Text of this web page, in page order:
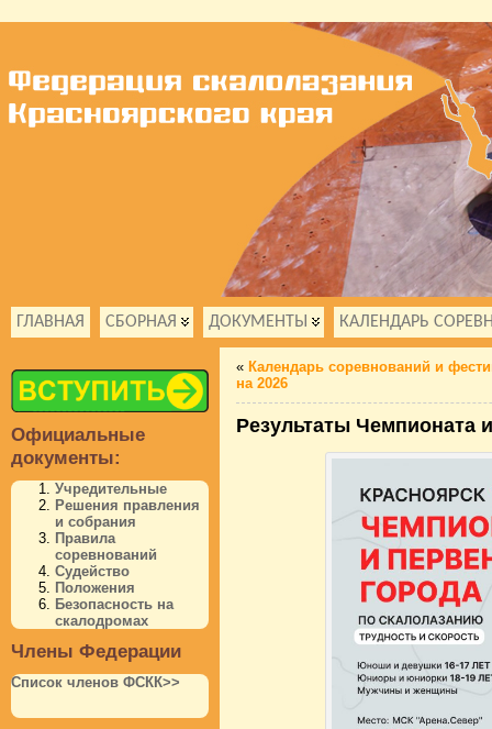
ГЛАВНАЯ СБОРНАЯ ДОКУМЕНТЫ КАЛЕНДАРЬ
Официальные
документы:
Учредительные
Решения правления
и собрания
Правила
соревнований
Судейство
Положения
Безопасность на
скалодромах
Члены Федерации
Список членов ФСКК>>
« Календарь соревнований и
на 2026
Результаты Чемпионата